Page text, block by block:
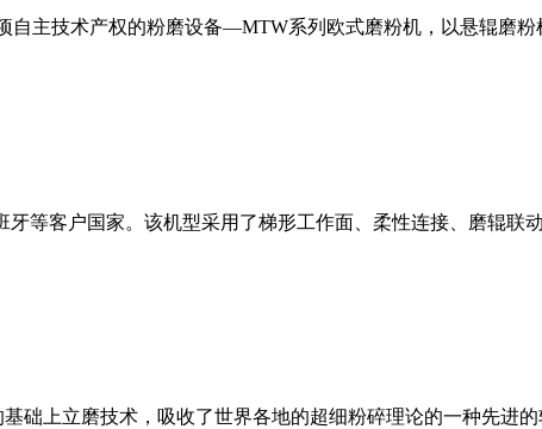
主技术产权的粉磨设备—MTW系列欧式磨粉机，以悬辊磨
等客户国家。该机型采用了梯形工作面、柔性连接、磨辊联
础上立磨技术，吸收了世界各地的超细粉碎理论的一种先进